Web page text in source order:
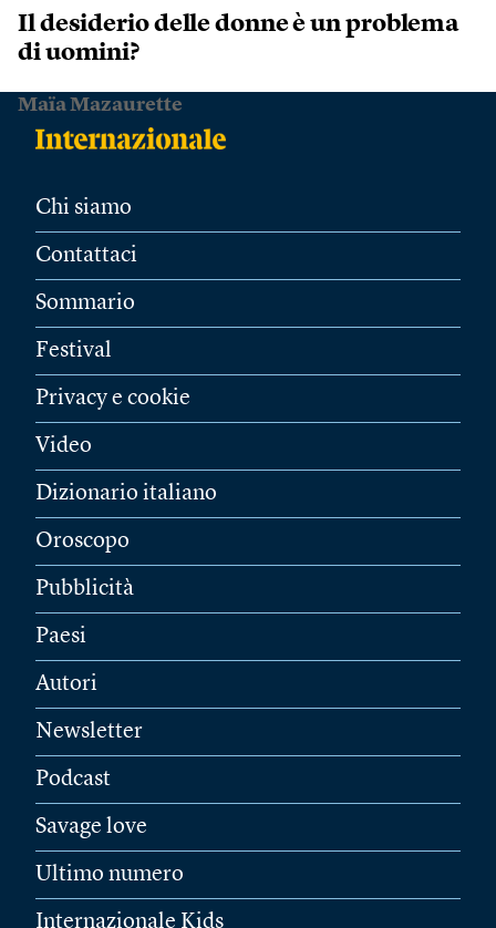
Il desiderio delle donne è un problema
di uomini?
Maïa Mazaurette
Chi siamo
Contattaci
Sommario
Festival
Privacy e cookie
Video
Dizionario italiano
Oroscopo
Pubblicità
Paesi
Autori
Newsletter
Podcast
Savage love
Ultimo numero
Internazionale Kids